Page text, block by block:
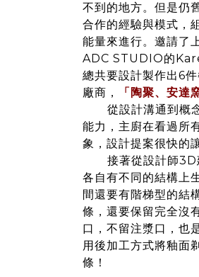
不到的地方。但是仍
合作的經驗與模式，
能量來進行。邀請了
ADC STUDIO的
總共要設計製作出6
廠商，
「陶聚、安達
從設計溝通到概念
能力，主廚在看過所
象，設計提案很快的
接著從設計師3D建
各自有不同的結構上
間還要有階梯型的結
條，還要保留完全沒
口，不留注漿口，也
用後加工方式將釉面
條！